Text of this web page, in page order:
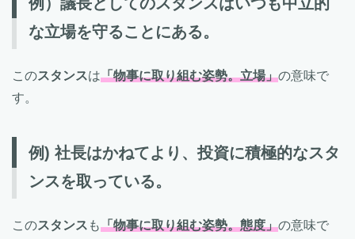
な立場を守ることにある。
このスタンスは「物事に取り組む姿勢。立場」の意味で
す。
例) 社長はかねてより、投資に積極的なスタ
ンスを取っている。
このスタンス も「物事に取り組む姿勢。態度」の意味で